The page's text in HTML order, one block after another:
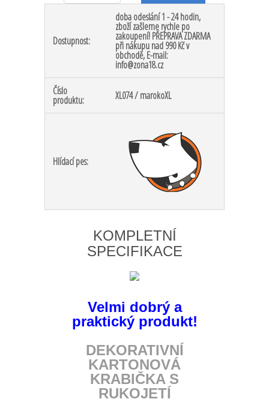
Dostupnost:
doba odeslání 1 - 24 hodin,
zboží zašleme rychle po
zakoupení! PŘEPRAVA ZDARMA
při nákupu nad 990 Kč v
obchodě, E-mail:
info@zona18.cz
Číslo
produktu: XL074 / marokoXL
Hlídací pes:
KOMPLETNÍ
SPECIFIKACE
Velmi dobrý a
praktický produkt!
DEKORATIVNÍ
KARTONOVÁ
KRABIČKA S
RUKOJETÍ